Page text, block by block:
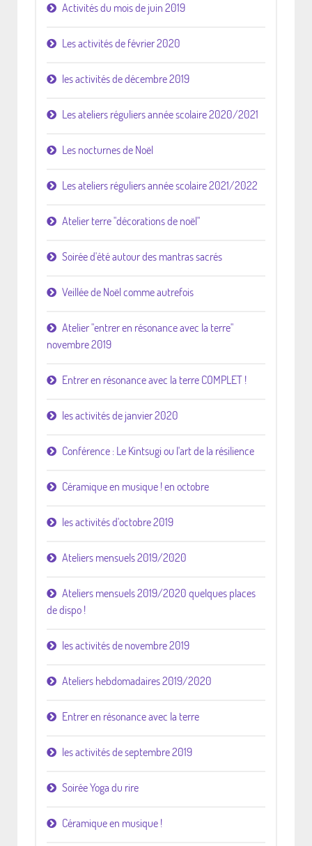
Activités du mois de juin 2019
Les activités de février 2020
les activités de décembre 2019
Les ateliers réguliers année scolaire 2020/2021
Les nocturnes de Noël
Les ateliers réguliers année scolaire 2021/2022
Atelier terre "décorations de noël"
Soirée d'été autour des mantras sacrés
Veillée de Noël comme autrefois
Atelier "entrer en résonance avec la terre"
novembre 2019
Entrer en résonance avec la terre COMPLET !
les activités de janvier 2020
Conférence : Le Kintsugi ou l'art de la résilience
Céramique en musique ! en octobre
les activités d'octobre 2019
Ateliers mensuels 2019/2020
Ateliers mensuels 2019/2020 quelques places
de dispo !
les activités de novembre 2019
Ateliers hebdomadaires 2019/2020
Entrer en résonance avec la terre
les activités de septembre 2019
Soirée Yoga du rire
Céramique en musique !